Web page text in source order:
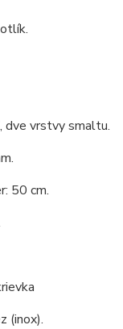
dve vrstvy smaltu.
50 cm.
(inox).